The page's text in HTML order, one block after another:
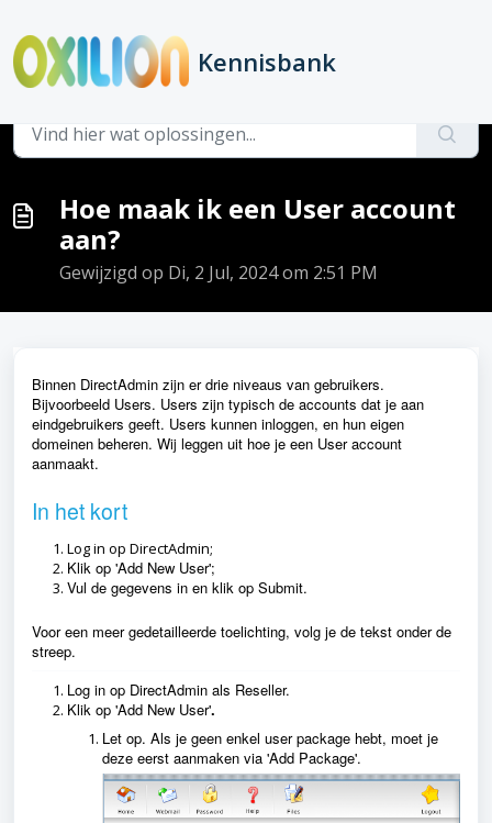
Kennisbank
Hoofdpagina ...
Hoe maak ik een User account
aan?
Gewijzigd op Di, 2 Jul, 2024 om 2:51 PM
Binnen DirectAdmin zijn er drie niveaus van gebruikers.
Bijvoorbeeld Users. Users zijn typisch de accounts dat je aan
eindgebruikers geeft. Users kunnen inloggen, en hun eigen
domeinen beheren. Wij leggen uit hoe je een User account
aanmaakt.
In het kort
Log in op DirectAdmin;
Klik op 'Add New User';
Vul de gegevens in en klik op Submit.
Voor een meer gedetailleerde toelichting, volg je de tekst onder de
streep.
Log in op DirectAdmin als Reseller.
Klik op 'Add New User'.
Let op. Als je geen enkel user package hebt, moet je
deze eerst aanmaken via 'Add Package'.